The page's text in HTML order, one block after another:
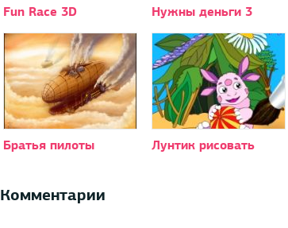
Fun Race 3D Нужны деньги 3
Братья пилоты Лунтик рисовать
Комментарии